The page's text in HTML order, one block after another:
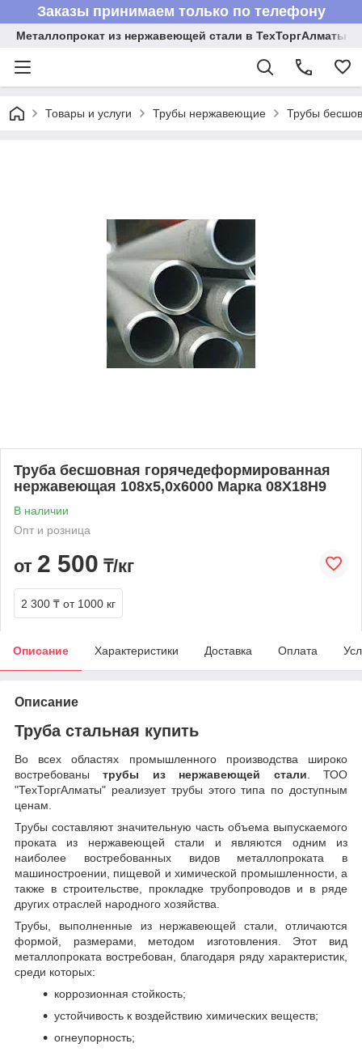
Заказы принимаем только по телефону
Металлопрокат из нержавеющей стали в ТехТоргАлматы
Товары и услуги Трубы нержавеющие Трубы
Труба бесшовная горячедеформированная
нержавеющая 108х5,0х6000 Марка 08Х18Н9
В наличии
Опт и розница
от 2 500 ₸/кг
2 300 ₸ от 1000 кг
Описание Характеристики Доставка Оплата
Описание
Труба стальная купить
Во всех областях промышленного производства широко
востребованытрубы из нержавеющей стали. ТОО
"ТехТоргАлматы" реализует трубы этого типа по доступным
ценам.
Трубы составляют значительную часть объема выпускаемого
проката из нержавеющей стали и являются одним из
наиболее востребованных видов металлопроката в
машиностроении, пищевой и химической промышленности, а
также в строительстве, прокладке трубопроводов и в ряде
других отраслей народного хозяйства.
Трубы, выполненные из нержавеющей стали, отличаются
формой, размерами, методом изготовления. Этот вид
металлопроката востребован, благодаря ряду характеристик,
среди которых:
коррозионная стойкость;
устойчивость к воздействию химических веществ;
огнеупорность;